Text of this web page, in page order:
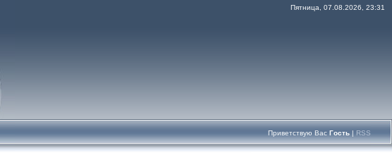
Пятница, 07.08.2026, 23:31
Приветствую Вас Гость | RSS